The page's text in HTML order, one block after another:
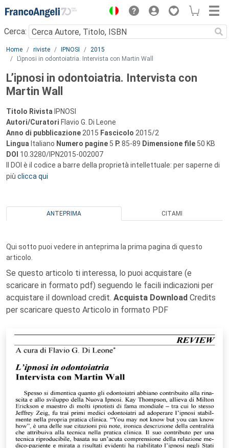
Menu
Cerca:
Main content
Home riviste IPNOSI
2015
L’ipnosi in odontoiatria. Intervista con Martin Wall
L’ipnosi in odontoiatria. Intervista con
Martin Wall
Titolo Rivista IPNOSI
Autori/Curatori Flavio G. Di Leone
Anno di pubblicazione 2015 Fascicolo 2015/2
Lingua Italiano Numero pagine 5 P. 85-89 Dimensione file 50 KB
DOI 10.3280/IPN2015-002007
Il DOI è il codice a barre della proprietà intellettuale: per saperne di
più clicca qui
ANTEPRIMA CITAMI
Qui sotto puoi vedere in anteprima la prima pagina di questo
articolo.
Se questo articolo ti interessa, lo puoi acquistare (e
scaricare in formato pdf) seguendo le facili indicazioni per
acquistare il download credit. Acquista Download Credits
per scaricare questo Articolo in formato PDF